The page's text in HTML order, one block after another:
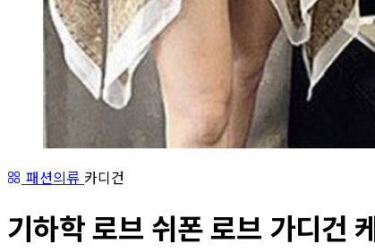
패션의류 카디건
기하학 로브 쉬폰 로브 가디건